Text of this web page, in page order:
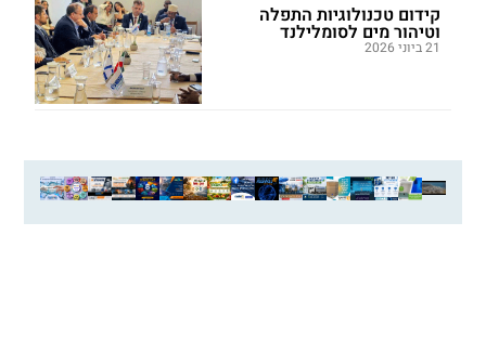
קידום טכנולוגיות התפלה
וטיהור מים לסומלילנד
21 ביוני 2026